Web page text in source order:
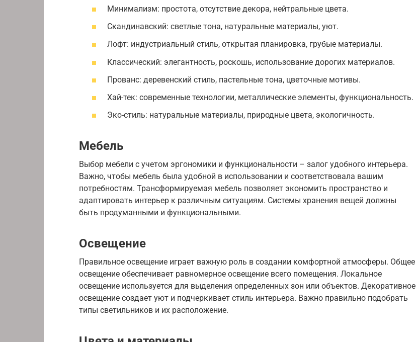
Минимализм: простота, отсутствие декора, нейтральные цвета.
Скандинавский: светлые тона, натуральные материалы, уют.
Лофт: индустриальный стиль, открытая планировка, грубые материалы.
Классический: элегантность, роскошь, использование дорогих материалов.
Прованс: деревенский стиль, пастельные тона, цветочные мотивы.
Хай-тек: современные технологии, металлические элементы, функциональность.
Эко-стиль: натуральные материалы, природные цвета, экологичность.
Мебель
Выбор мебели с учетом эргономики и функциональности – залог удобного интерьера.
Важно, чтобы мебель была удобной в использовании и соответствовала вашим
потребностям. Трансформируемая мебель позволяет экономить пространство и
адаптировать интерьер к различным ситуациям. Системы хранения вещей должны
быть продуманными и функциональными.
Освещение
Правильное освещение играет важную роль в создании комфортной атмосферы. Общее
освещение обеспечивает равномерное освещение всего помещения. Локальное
освещение используется для выделения определенных зон или объектов. Декоративное
освещение создает уют и подчеркивает стиль интерьера. Важно правильно подобрать
типы светильников и их расположение.